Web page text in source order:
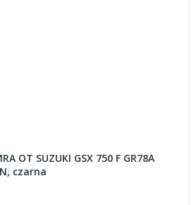
OT SUZUKI GSX 750 F GR78A
czarna